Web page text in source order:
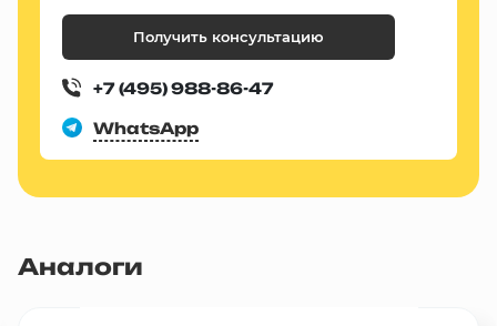
Получить консультацию
+7 (495) 988-86-47
WhatsApp
Аналоги